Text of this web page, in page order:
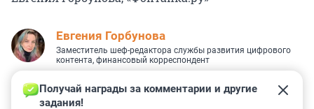
Евгения Горбунова
Заместитель шеф-редактора службы развития цифрового
контента, финансовый корреспондент
Получай награды за комментарии и другие
задания!